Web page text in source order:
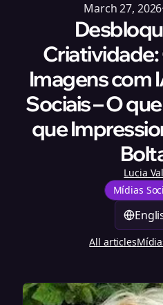
March 27, 2026·
Imagens com
Sociais – O
que
Lucia
Mídias
All articles